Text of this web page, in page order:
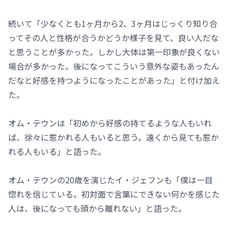
続いて「少なくとも1ヶ月から2、3ヶ月はじっくり知り合
ってその人と性格が合うかどうか様子を見て、良い人だな
と思うことが多かった。しかし大体は第一印象が良くない
場合が多かった。後になってこういう意外な姿もあったん
だなと好感を持つようになったことがあった」と付け加え
た。
オム・テウンは「初めから好感の持てるような人もいれ
ば、徐々に惹かれる人もいると思う。遠くから見ても惹か
れる人もいる」と語った。
オム・テウンの20歳を演じたイ・ジェフンも「僕は一目
惚れを信じている。初対面で言葉にできない何かを感じた
人は、後になっても頭から離れない」と語った。